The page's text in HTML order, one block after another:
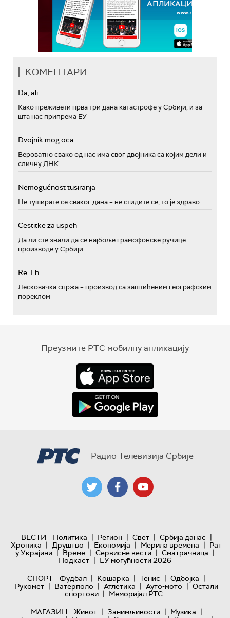
КОМЕНТАРИ
Da, ali...
Како преживети прва три дана катастрофе у Србији, и за
шта нас припрема ЕУ
Dvojnik mog oca
Вероватно свако од нас има свог двојника са којим дели и
сличну ДНК
Nemogućnost tusiranja
Не туширате се сваког дана – не стидите се, то је здраво
Cestitke za uspeh
Да ли сте знали да се најбоље грамофонске ручице
производе у Србији
Re: Eh...
Лесковачка спржа – производ са заштићеним географским
пореклом
Преузмите РТС мобилну апликацију
Радио Телевизија Србије
ВЕСТИ Политика | Регион | Свет | Србија данас |
Хроника | Друштво | Економија | Мерила времена | Рат
у Украјини | Време | Сервисне вести | Сматрачница |
Подкаст | ЕУ могућности 2026
СПОРТ
Фудбал | Кошарка | Тенис | Одбојка |
Рукомет | Ватерполо | Атлетика | Ауто-мото | Остали
спортови | Меморијал РТС
МАГАЗИН
Живот | Занимљивости | Музика |